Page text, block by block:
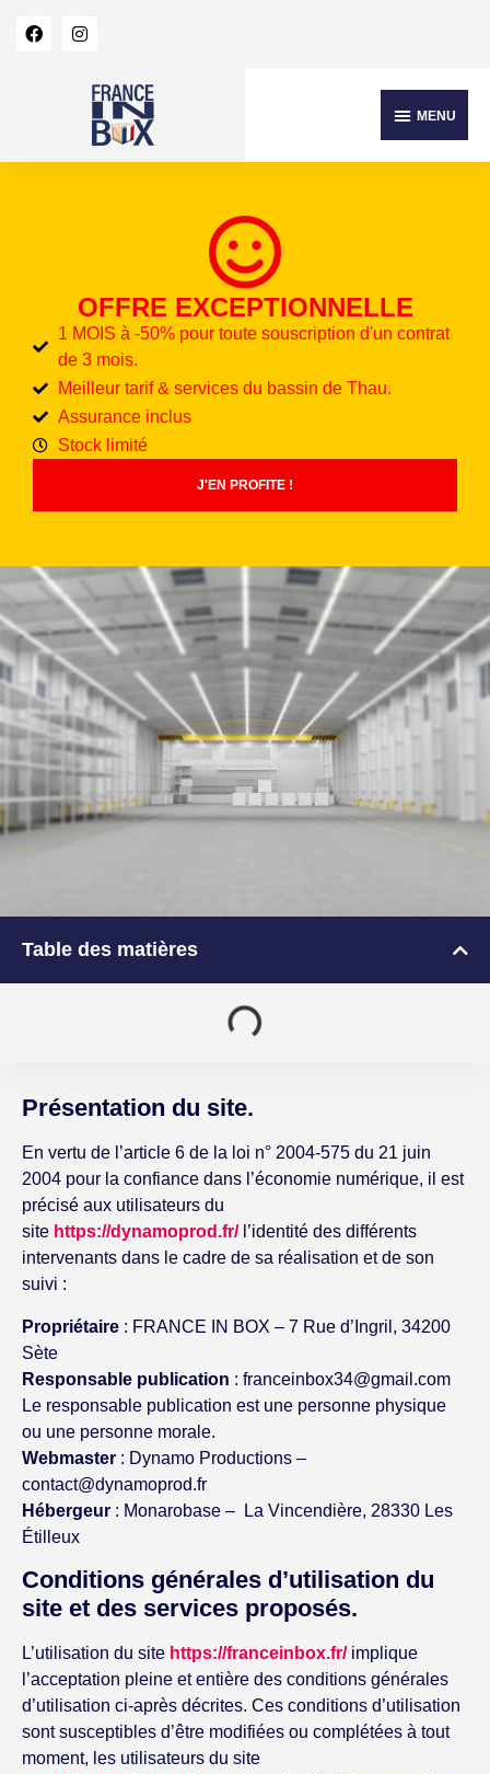
OFFRE EXCEPTIONNELLE
1 MOIS à -50% pour toute souscription d'un contrat
de 3 mois.
Meilleur tarif & services du bassin de Thau.
Assurance inclus
Stock limité
J'EN PROFITE !
Table des matières
Présentation du site.
En vertu de l’article 6 de la loi n° 2004-575 du 21 juin
2004 pour la confiance dans l’économie numérique, il est
précisé aux utilisateurs du
site https://dynamoprod.fr/l’identité des différents
intervenants dans le cadre de sa réalisation et de son
suivi :
Propriétaire : FRANCE IN BOX – 7 Rue d’Ingril, 34200
Sète
Responsable publication : franceinbox34@gmail.com
Le responsable publication est une personne physique
ou une personne morale.
Webmaster : Dynamo Productions –
contact@dynamoprod.fr
Hébergeur : Monarobase –
La Vincendière, 28330 Les
Étilleux
Conditions générales d’utilisation du
site et des services proposés.
L’utilisation du site https://franceinbox.fr/implique
l’acceptation pleine et entière des conditions générales
d’utilisation ci-après décrites. Ces conditions d’utilisation
sont susceptibles d’être modifiées ou complétées à tout
moment, les utilisateurs du site